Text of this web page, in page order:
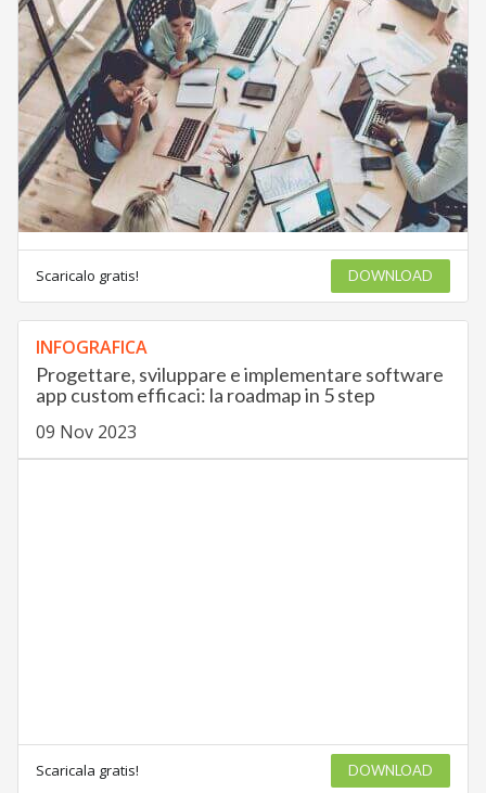
Scaricalo gratis! DOWNLOAD
INFOGRAFICA
Progettare, sviluppare e implementare software
app custom efficaci: la roadmap in 5 step
09 Nov 2023
Scaricala gratis! DOWNLOAD